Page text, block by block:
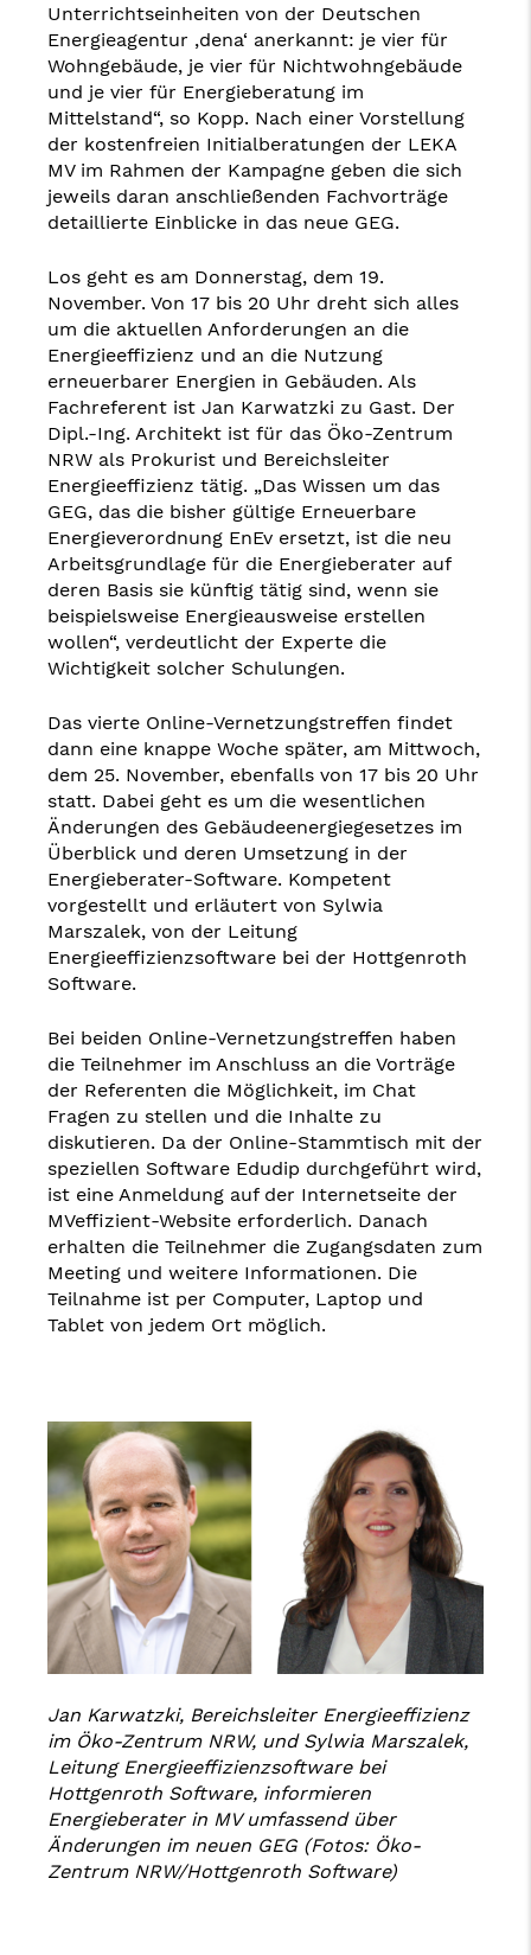
Unterrichtseinheiten von der Deutschen
Energieagentur ‚dena‘ anerkannt: je vier für
Wohngebäude, je vier für Nichtwohngebäude
und je vier für Energieberatung im
Mittelstand“, so Kopp. Nach einer Vorstellung
der kostenfreien Initialberatungen der LEKA
MV im Rahmen der Kampagne geben die sich
jeweils daran anschließenden Fachvorträge
detaillierte Einblicke in das neue GEG.
Los geht es am Donnerstag, dem 19.
November. Von 17 bis 20 Uhr dreht sich alles
um die aktuellen Anforderungen an die
Energieeffizienz und an die Nutzung
erneuerbarer Energien in Gebäuden. Als
Fachreferent ist Jan Karwatzki zu Gast. Der
Dipl.-Ing. Architekt ist für das Öko-Zentrum
NRW als Prokurist und Bereichsleiter
Energieeffizienz tätig. „Das Wissen um das
GEG, das die bisher gültige Erneuerbare
Energieverordnung EnEv ersetzt, ist die neu
Arbeitsgrundlage für die Energieberater auf
deren Basis sie künftig tätig sind, wenn sie
beispielsweise Energieausweise erstellen
wollen“, verdeutlicht der Experte die
Wichtigkeit solcher Schulungen.
Das vierte Online-Vernetzungstreffen findet
dann eine knappe Woche später, am Mittwoch,
dem 25. November, ebenfalls von 17 bis 20 Uhr
statt. Dabei geht es um die wesentlichen
Änderungen des Gebäudeenergiegesetzes im
Überblick und deren Umsetzung in der
Energieberater-Software. Kompetent
vorgestellt und erläutert von Sylwia
Marszalek, von der Leitung
Energieeffizienzsoftware bei der Hottgenroth
Software.
Bei beiden Online-Vernetzungstreffen haben
die Teilnehmer im Anschluss an die Vorträge
der Referenten die Möglichkeit, im Chat
Fragen zu stellen und die Inhalte zu
diskutieren. Da der Online-Stammtisch mit der
speziellen Software Edudip durchgeführt wird,
ist eine Anmeldung auf der Internetseite der
MVeffizient-Website erforderlich. Danach
erhalten die Teilnehmer die Zugangsdaten zum
Meeting und weitere Informationen. Die
Teilnahme ist per Computer, Laptop und
Tablet von jedem Ort möglich.
Jan Karwatzki, Bereichsleiter Energieeffizienz
im Öko-Zentrum NRW, und Sylwia Marszalek,
Leitung Energieeffizienzsoftware bei
Hottgenroth Software, informieren
Energieberater in MV umfassend über
Änderungen im neuen GEG (Fotos: Öko-
Zentrum NRW/Hottgenroth Software)